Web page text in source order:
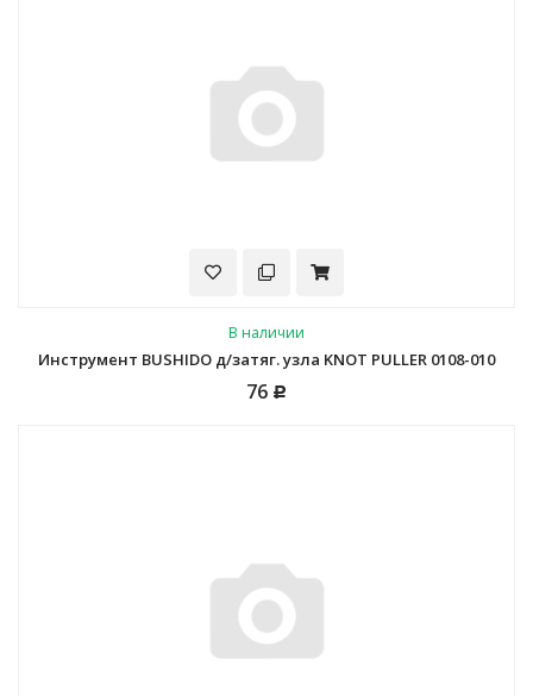
В наличии
Инструмент BUSHIDO д/затяг. узла KNOT PULLER 0108-010
76 Р